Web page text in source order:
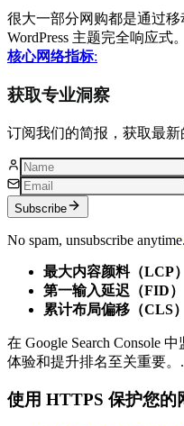
很大一部分网购都是通过
WordPress 主题完全响应
核心网络指标:
获取专业洞察
订阅我们的简报，获取最新
Subscribe
No spam, unsubscribe anytime.
最大内容颜料（LCP
第一输入延迟（FID）
累计布局偏移（CLS
在 Google Search Console
体验和提升排名至关重要。.
使用 HTTPS 保护您的